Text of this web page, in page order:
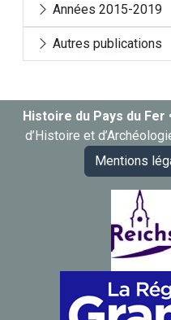
Années 2015-2019
Autres publications
Histoire du Pays du Fer
d’Histoire et
Mentions